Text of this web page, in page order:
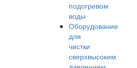
подогревом
воды
Оборудование
для
чистки
сверхвысоким